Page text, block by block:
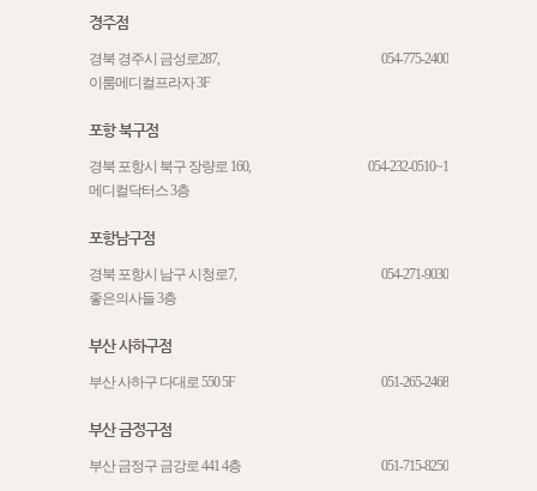
경주점
경북 경주시 금성로287,
이룸메디컬프라자 3F
054-775-2400
포항 북구점
경북 포항시 북구 장량로 160,
메디컬닥터스 3층
054-232-0510~1
포항남구점
경북 포항시 남구 시청로7,
좋은의사들 3층
054-271-9030
부산 사하구점
부산 사하구 다대로 550 5F 051-265-2468
부산 금정구점
부산 금정구 금강로 441 4층 051-715-8250